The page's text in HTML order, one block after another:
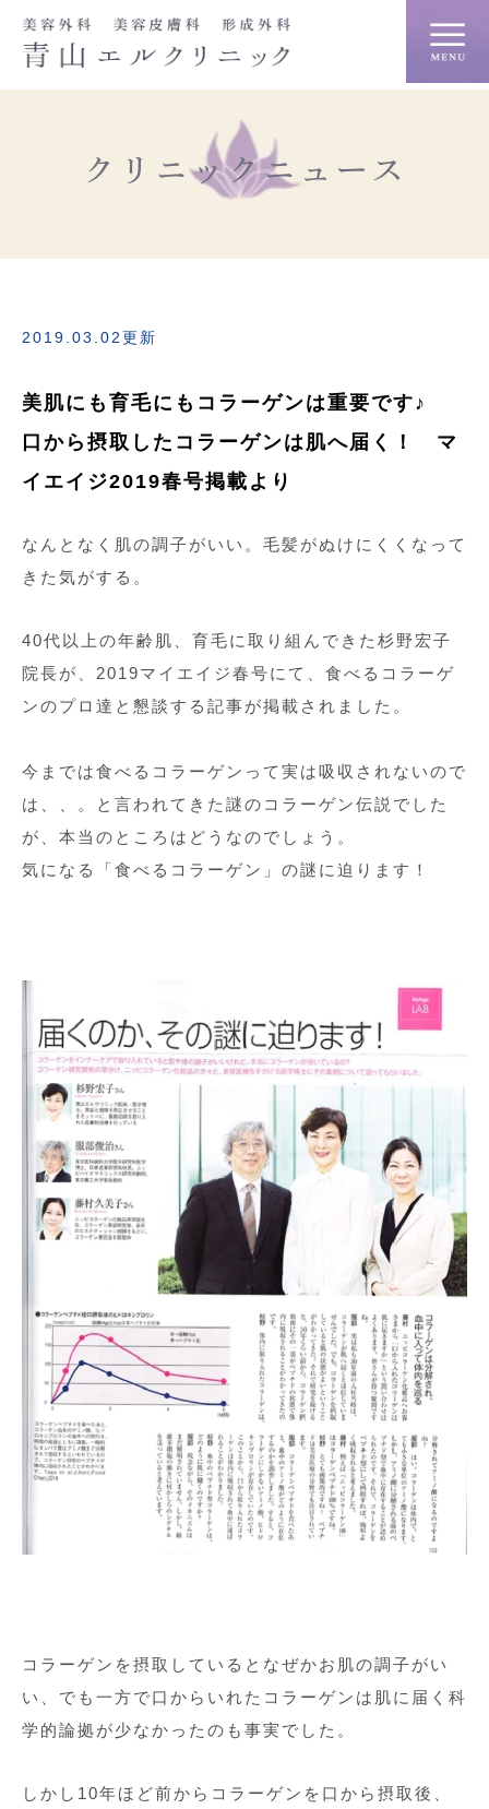
クリニックニュース
2019.03.02更新
美肌にも育毛にもコラーゲンは重要です♪
口から摂取したコラーゲンは肌へ届く！ マ
イエイジ2019春号掲載より
なんとなく肌の調子がいい。毛髪がぬけにくくなって
きた気がする。
40代以上の年齢肌、育毛に取り組んできた杉野宏子
院長が、2019マイエイジ春号にて、食べるコラーゲ
ンのプロ達と懇談する記事が掲載されました。
今までは食べるコラーゲンって実は吸収されないので
は、、。と言われてきた謎のコラーゲン伝説でした
が、本当のところはどうなのでしょう。
気になる「食べるコラーゲン」の謎に迫ります！
コラーゲンを摂取しているとなぜかお肌の調子がい
い、でも一方で口からいれたコラーゲンは肌に届く科
学的論拠が少なかったのも事実でした。
しかし10年ほど前からコラーゲンを口から摂取後、